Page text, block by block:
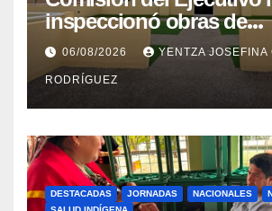
inspeccionó obras de
recuperación en la
Integral Aragua
06/08/2026 YENTZA JOSEFINA
RODRÍGUEZ
DESTACADAS JORNADAS NACIONALES